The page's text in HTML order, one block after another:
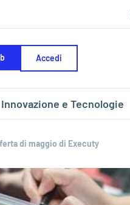
Accedi
Innovazione e Tecnologie
di maggio di Executy